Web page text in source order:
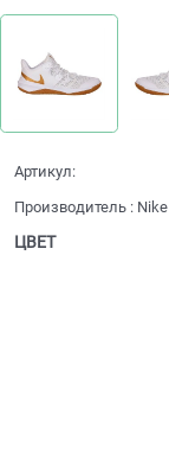
Артикул:
Производитель : Nike
ЦВЕТ